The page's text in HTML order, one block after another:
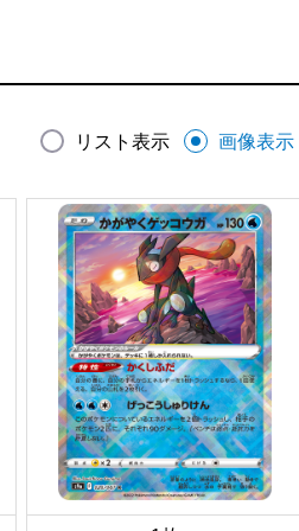
リスト表示 画像表示